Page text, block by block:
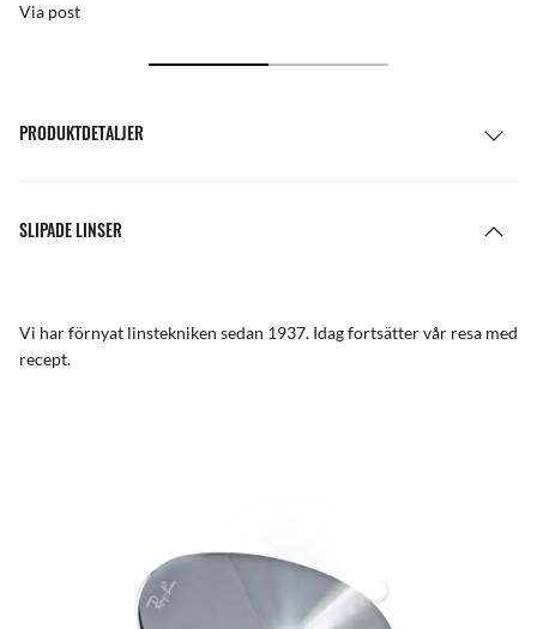
Via post
PRODUKTDETALJER
SLIPADE LINSER
Vi har förnyat linstekniken sedan 1937. Idag fortsätter vår resa med
recept.